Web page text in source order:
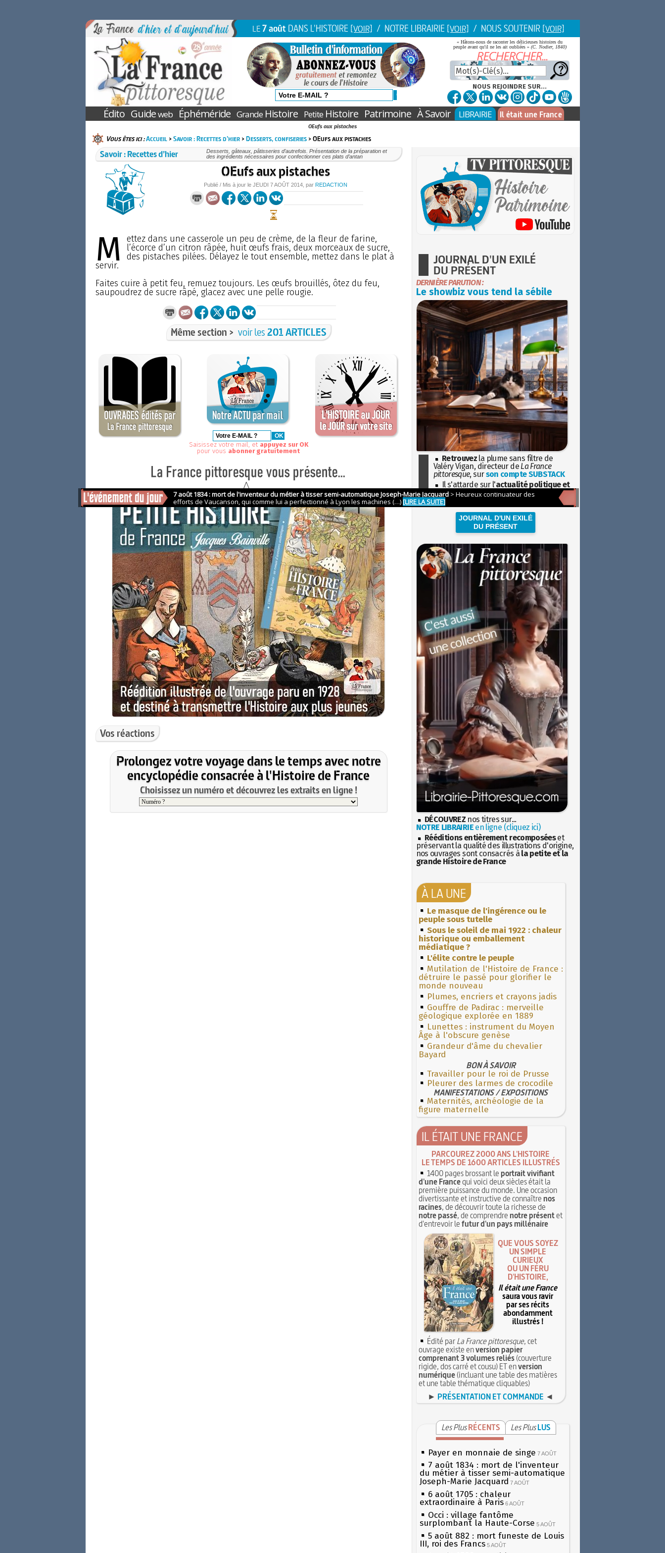
LE7 août DANS L'HISTOIRE [VOIR] / NOTRE LIBRAIRIE [VOIR] / NOUS SOUTENIR [VOIR]
« Hâtons-nous de raconter les délicieuses histoires du
peuple avant qu'il ne les ait oubliées » (C. Nodier, 1840)
NOUS REJOINDRE SUR...
Édito Guideweb Éphéméride GrandeHistoire PetiteHistoire Patrimoine À Savoir LIBRAIRIE Il était une France
OEufs aux pistaches
Vous êtes ici :Accueil>Savoir : Recettes d’hier>Desserts, confiseries> OEufs aux pistaches
Savoir : Recettes d’hier
Desserts, gâteaux, pâtisseries d’autrefois. Présentation de la préparation et
des ingrédients nécessaires pour confectionner ces plats d’antan
OEufs aux pistaches
Publié / Mis à jour le JEUDI 7 AOÛT 2014 , par REDACTION
M
ettez dans une casserole un peu de crème, de la fleur de farine,
l’écorce d’un citron râpée, huit œufs frais, deux morceaux de sucre,
des pistaches pilées. Délayez le tout ensemble, mettez dans le plat à
servir.
Faites cuire à petit feu, remuez toujours. Les œufs brouillés, ôtez du feu,
saupoudrez de sucre râpé, glacez avec une pelle rougie.
Même section > voir les201 ARTICLES
Saisissez votre mail, et appuyez sur OK
pour vous abonner gratuitement
Vos réactions
Prolongez votre voyage dans le temps avec notre
encyclopédie consacrée à l'Histoire de France
Choisissez un numéro et découvrez les extraits en ligne !
JOURNAL D'UN EXILÉ
DU PRÉSENT
DERNIÈRE PARUTION :
Le showbiz vous tend la sébile
Retrouvez la plume sans filtre de
Valéry Vigan, directeur de La France
pittoresque, surson compte SUBSTACK
Il s'attarde sur l'actualité politique et
sociétaleavec la hauteur de vue de
l'Histoire
JOURNAL D'UN EXILÉ
DU PRÉSENT
DÉCOUVREZ nos titres sur...
NOTRE LIBRAIRIEen ligne (cliquez ici)
Rééditions entièrement recomposéeset
préservant la qualité des illustrations d'origine,
nos ouvrages sont consacrés à la petite et la
grande Histoire de France
À LA UNE
Le masque de l'ingérence ou le
peuple sous tutelle
Sous le soleil de mai 1922 : chaleur
historique ou emballement
médiatique ?
L'élite contre le peuple
Mutilation de l'Histoire de France :
détruire le passé pour glorifier le
monde nouveau
Plumes, encriers et crayons jadis
Gouffre de Padirac : merveille
géologique explorée en 1889
Lunettes : instrument du Moyen
Âge à l'obscure genèse
Grandeur d'âme du chevalier
Bayard
BON À SAVOIR
Travailler pour le roi de Prusse
Pleurer des larmes de crocodile
MANIFESTATIONS / EXPOSITIONS
Maternités, archéologie de la
figure maternelle
IL ÉTAIT UNE FRANCE
PARCOUREZ 2000 ANS L'HISTOIRE
LE TEMPS DE 1600 ARTICLES ILLUSTRÉS
1400 pages brossant leportrait vivifiant
d'une Francequi voici deux siècles était la
première puissance du monde. Une occasion
divertissante et instructive de connaîtrenos
racines, de découvrir toute la richesse de
notre passé, de comprendrenotre présentet
d'entrevoir lefutur d'un pays millénaire
QUE VOUS SOYEZ
UN SIMPLE
CURIEUX
OU UN FÉRU
D'HISTOIRE,
Il était une France
saura vous ravir
par ses récits
abondamment
illustrés !
Édité parLa France pittoresque, cet
ouvrage existe enversion papier
comprenant 3 volumes reliés(couverture
rigide, dos carré et cousu) ET enversion
numérique(incluant une table des matières
et une table thématique cliquables)
► PRÉSENTATION ET COMMANDE ◄
Les Plus RÉCENTS Les Plus LUS
Payer en monnaie de singe 7 AOÛT
7 août 1834 : mort de l'inventeur
du métier à tisser semi-automatique
Joseph-Marie Jacquard 7 AOÛT
6 août 1705 : chaleur
extraordinaire à Paris 6 AOÛT
Occi : village fantôme
surplombant la Haute-Corse 5 AOÛT
5 août 882 : mort funeste de Louis
III, roi des Francs 5 AOÛT